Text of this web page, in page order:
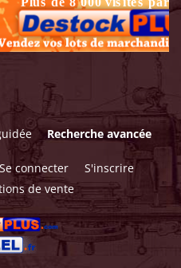
Recherche avancée
Se connecter
S'inscrire
de vente